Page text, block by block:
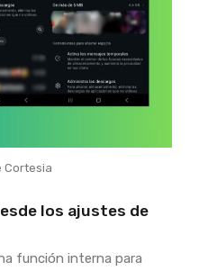
Cortesia
los ajustes de
función interna para